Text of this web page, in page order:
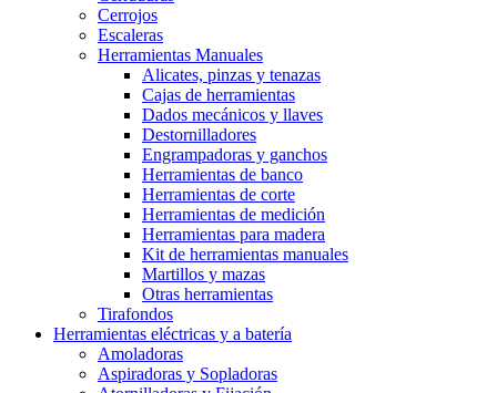
Cerrojos
Escaleras
Herramientas Manuales
Alicates, pinzas y tenazas
Cajas de herramientas
Dados mecánicos y llaves
Destornilladores
Engrampadoras y ganchos
Herramientas de banco
Herramientas de corte
Herramientas de medición
Herramientas para madera
Kit de herramientas manuales
Martillos y mazas
Otras herramientas
Tirafondos
Herramientas eléctricas y a batería
Amoladoras
Aspiradoras y Sopladoras